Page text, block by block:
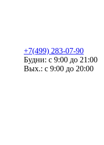
+7(499) 283-07-90
Будни: с 9:00 до 21:00
Вых.: с 9:00 до 20:00